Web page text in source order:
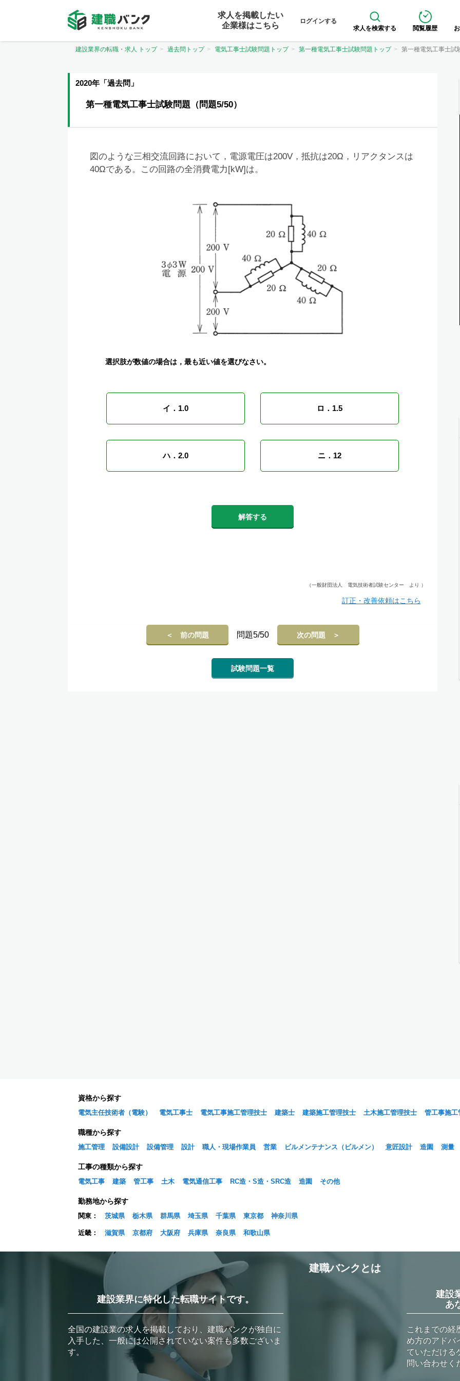
求人を掲載したい
企業様はこちら
ログインする
求人を検索する
閲覧履歴
建設業界の転職・求人 トップ 過去問トップ 電気工事士試験問題トップ 第一種電気工事士試験問題トップ 第一種電気工事士試
2020年「過去問」
第一種電気工事士試験問題（問題5/50）
図のような三相交流回路において，電源電圧は200V，抵抗は20Ω，リアクタンスは
40Ωである。この回路の全消費電力[kW]は。
選択肢が数値の場合は，最も近い値を選びなさい。
イ．1.0 ロ．1.5
ハ．2.0 ニ．12
解答する
（一般財団法人 電気技術者試験センター より ）
訂正・改善依頼はこちら
＜ 前の問題 問題5/50 次の問題 ＞
試験問題一覧
資格から探す
電気主任技術者（電験） 電気工事士 電気工事施工管理技士 建築士 建築施工管理技士 土木施工管理技士 管工事施工
職種から探す
施工管理 設備設計 設備管理 設計 職人・現場作業員 営業 ビルメンテナンス（ビルメン） 意匠設計 造園 測量
工事の種類から探す
電気工事 建築 管工事 土木 電気通信工事 RC造・S造・SRC造 造園 その他
勤務地から探す
関東： 茨城県 栃木県 群馬県 埼玉県 千葉県 東京都 神奈川県
近畿： 滋賀県 京都府 大阪府 兵庫県 奈良県 和歌山県
建職バンクとは
建設業界に特化した転職サイトです。
全国の建設業の求人を掲載しており、建職バンクが独自に
入手した、一般には公開されていない案件も多数ございま
す。
建設
あ
これまでの経
め方のアドバ
ていただける
問い合わせく